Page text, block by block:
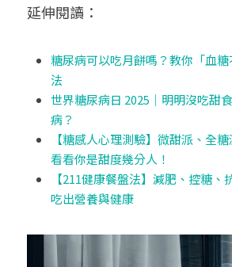
延伸閱讀：
糖尿病可以吃月餅嗎？教你「血
法
世界糖尿病日 2025｜明明沒吃甜
病？
【糖感人心理測驗】微甜派、全
看看你是甜度幾分人！
【211健康餐盤法】減肥、控糖、
吃出營養與健康